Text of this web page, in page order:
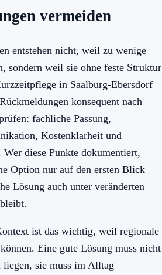
vermeiden
entstehen nicht, weil zu wenige
sondern weil sie ohne feste Struktur
in Saalburg-Ebersdorf
konsequent nach
fachliche Passung,
Kostenklarheit und
diese Punkte dokumentiert,
Option nur auf den ersten Blick
Lösung auch unter veränderten
ist das wichtig, weil regionale
Eine gute Lösung muss nicht
sie muss im Alltag